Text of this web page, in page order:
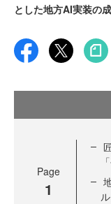
とした地方AI実装の
Page
1